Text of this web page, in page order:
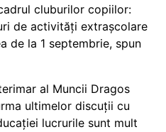
cluburilor copiilor:
de activități extrașcolare
de la 1 septembrie, spun
al Muncii Dragos
ultimelor discuții cu
lucrurile sunt mult